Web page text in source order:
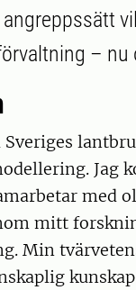
– nu
Sveriges
Jag
med
mitt
Min